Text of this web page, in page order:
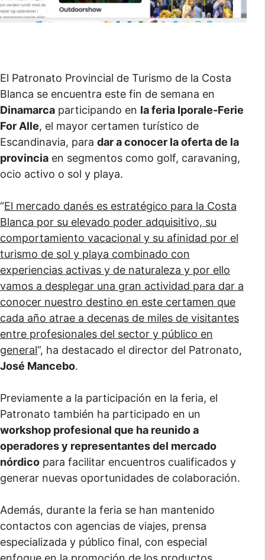
El Patronato Provincial de Turismo de la Costa
Blanca se encuentra este fin de semana en
Dinamarca participando en la feria Iporale-Ferie
For Alle, el mayor certamen turístico de
Escandinavia, para dar a conocer la oferta de la
provincia en segmentos como golf, caravaning,
ocio activo o sol y playa.
“El mercado danés es estratégico para la Costa
Blanca por su elevado poder adquisitivo, su
comportamiento vacacional y su afinidad por el
turismo de sol y playa combinado con
experiencias activas y de naturaleza y por ello
vamos a desplegar una gran actividad para dar a
conocer nuestro destino en este certamen que
cada año atrae a decenas de miles de visitantes
entre profesionales del sector y público en
general”, ha destacado el director del Patronato,
José Mancebo.
Previamente a la participación en la feria, el
Patronato también ha participado en un
workshop profesional que ha reunido a
operadores y representantes del mercado
nórdico para facilitar encuentros cualificados y
generar nuevas oportunidades de colaboración.
Además, durante la feria se han mantenido
contactos con agencias de viajes, prensa
especializada y público final, con especial